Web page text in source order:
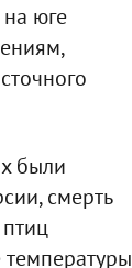
юге
были
смерть